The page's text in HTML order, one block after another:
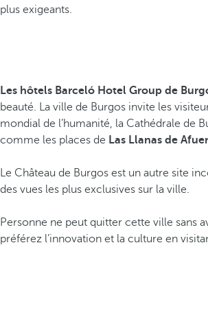
plus exigeants.
Les hôtels Barceló Hotel Group de
beauté. La ville de Burgos invite les
mondial de l’humanité, la Cathédrale de
comme les places de Las Llanas de
Le Château de Burgos est un autre site
des vues les plus exclusives sur la ville.
Personne ne peut quitter cette ville sans
préférez l’innovation et la culture en